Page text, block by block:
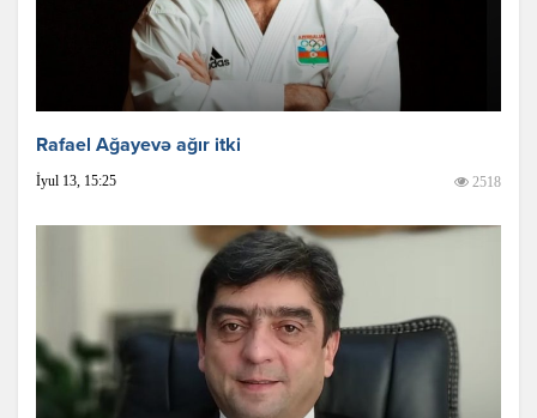
Rafael Ağayevə ağır itki
İyul 13, 15:25 2518